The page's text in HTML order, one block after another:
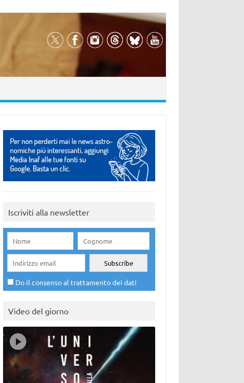
Iscriviti alla newsletter
Do il consenso al trattamento dei dati
Video del giorno